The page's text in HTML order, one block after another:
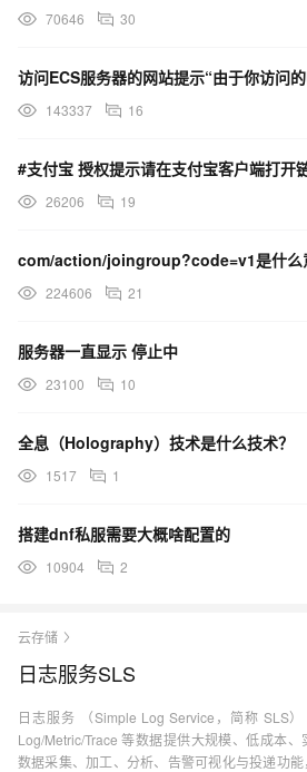
70646 30
143337 16
#支付宝 授权提示请在支付宝客户端打开
26206 19
com/action/joingroup?code=v1是什么
224606 21
服务器一直显示 停止中
23100 10
全息（Holography）技术是什么技术？
1517 1
搭建dnf私服需要大概啥配置的
10904 2
云存储
日志服务SLS
日志服务 （Simple Log Service，简称 SLS
Log/Metric/Trace 等数据提供大规模、低成本
数据采集、加工、分析、告警可视化与投递功